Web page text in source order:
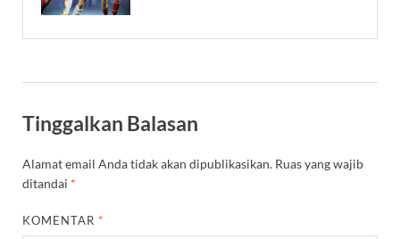
Tinggalkan Balasan
Alamat email Anda tidak akan dipublikasikan. Ruas yang wajib
ditandai *
KOMENTAR *